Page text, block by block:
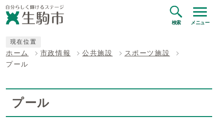
検索 メニュー
現在位置
ホーム 市政情報 公共施設
スポーツ施設
プール
プール